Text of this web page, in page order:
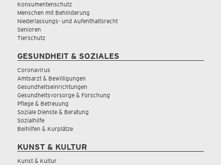
Konsumentenschutz
Menschen mit Behinderung
Niederlassungs- und Aufenthaltsrecht
Senioren
Tierschutz
GESUNDHEIT & SOZIALES
Coronavirus
Amtsarzt & Bewilligungen
Gesundheitseinrichtungen
Gesundheitsvorsorge & Forschung
Pflege & Betreuung
Soziale Dienste & Beratung
Sozialhilfe
Beihilfen & Kurplätze
KUNST & KULTUR
Kunst & Kultur